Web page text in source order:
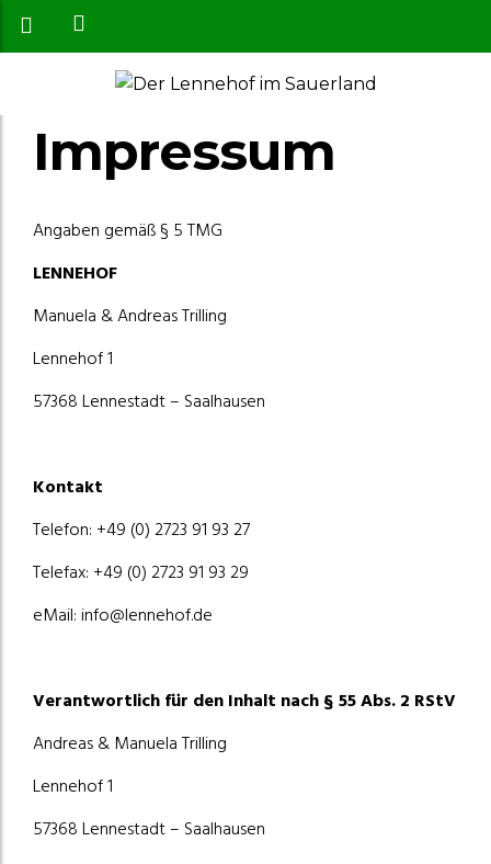
Impressum
Angaben gemäß § 5 TMG
LENNEHOF
Manuela & Andreas Trilling
Lennehof 1
57368 Lennestadt – Saalhausen
Kontakt
Telefon: +49 (0) 2723 91 93 27
Telefax: +49 (0) 2723 91 93 29
eMail: info@lennehof.de
Verantwortlich für den Inhalt nach § 55 Abs. 2 RStV
Andreas & Manuela Trilling
Lennehof 1
57368 Lennestadt – Saalhausen